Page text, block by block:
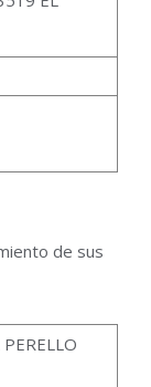
de sus